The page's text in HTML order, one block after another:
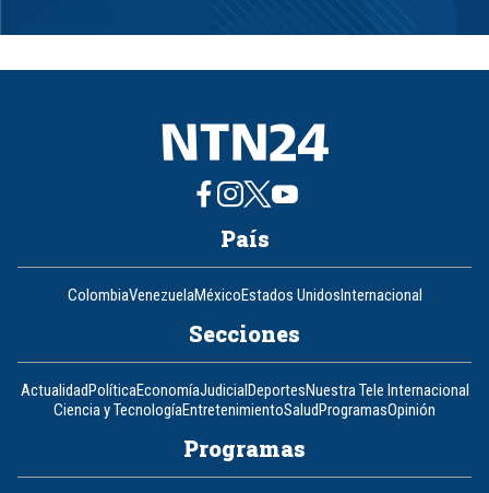
8
País
ColombiaVenezuelaMéxicoEstados UnidosInternacional
Secciones
ActualidadPolíticaEconomíaJudicialDeportesNuestra Tele Internacional
Ciencia y TecnologíaEntretenimientoSaludProgramasOpinión
Programas